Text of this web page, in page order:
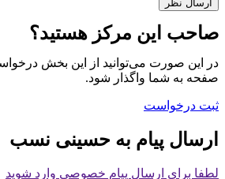
صاحب این مرکز هستید؟
در این صورت می‌توانید از این بخش
صفحه به شما واگذار شود.
ثبت درخواست
ارسال پیام به حسینی نسب
لطفا برای ارسال پیام خصوصی وارد شوید